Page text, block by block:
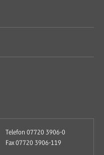
Telefon 07720 3906-0
Fax 07720 3906-119